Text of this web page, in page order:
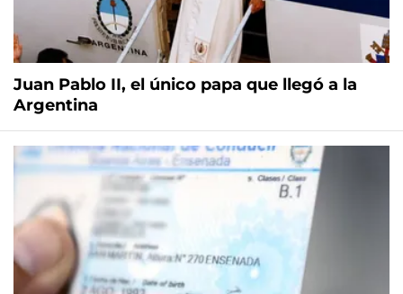
Juan Pablo II, el único papa que llegó a la
Argentina